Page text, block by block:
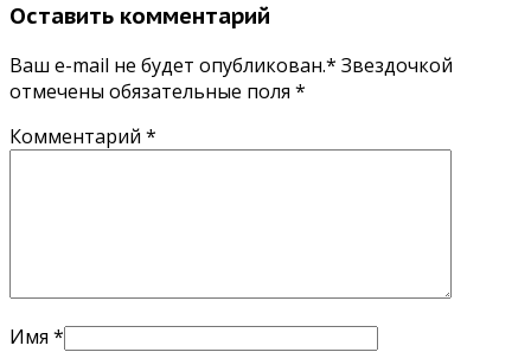
Оставить комментарий
Ваш e-mail не будет опубликован.* Звездочкой
отмечены обязательные поля *
Комментарий *
Имя *